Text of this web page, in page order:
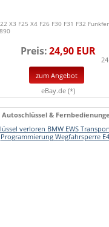
X3 F25 X4 F26 F30 F31 F32
Preis:24,90 EUR
zum Angebot
eBay.de (*)
Autoschlüssel &